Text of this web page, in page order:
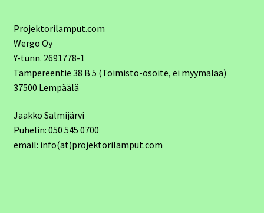
Projektorilamput.com
Wergo Oy
Y-tunn. 2691778-1
Tampereentie 38 B 5 (Toimisto-osoite, ei myymälää)
37500 Lempäälä
Jaakko Salmijärvi
Puhelin: 050 545 0700
email: info(ät)projektorilamput.com